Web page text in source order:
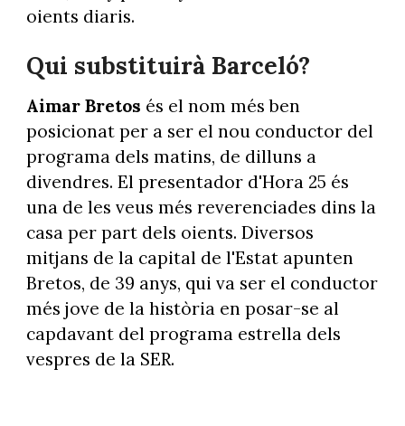
oients diaris.
Qui substituirà Barceló?
Aimar Bretos és el nom més ben
posicionat per a ser el nou conductor del
programa dels matins, de dilluns a
divendres. El presentador d'Hora 25 és
una de les veus més reverenciades dins la
casa per part dels oients. Diversos
mitjans de la capital de l'Estat apunten
Bretos, de 39 anys, qui va ser el conductor
més jove de la història en posar-se al
capdavant del programa estrella dels
vespres de la SER.